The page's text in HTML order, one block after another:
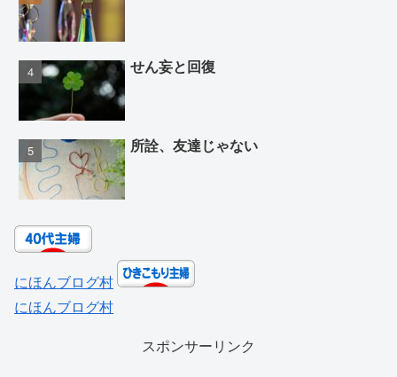
せん妄と回復
所詮、友達じゃない
にほんブログ村
にほんブログ村
スポンサーリンク